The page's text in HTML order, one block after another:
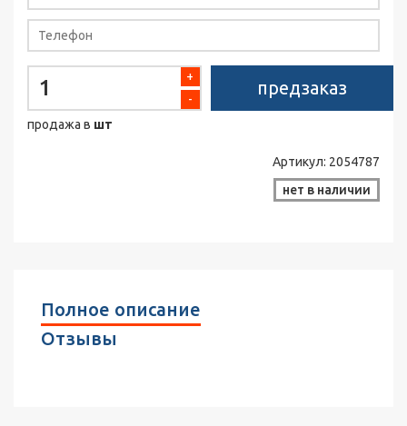
-
+
продажа в шт
предзаказ
Артикул: 2054787
нет в наличии
Полное описание
Отзывы